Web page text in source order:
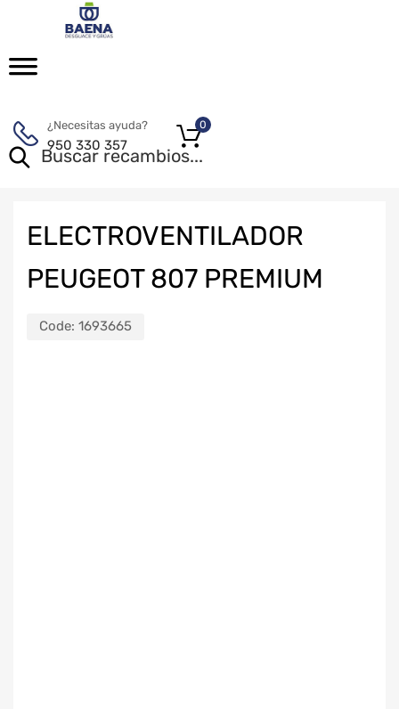
¿Necesitas ayuda?
950 330 357
0
ELECTROVENTILADOR
PEUGEOT 807 PREMIUM
Code: 1693665